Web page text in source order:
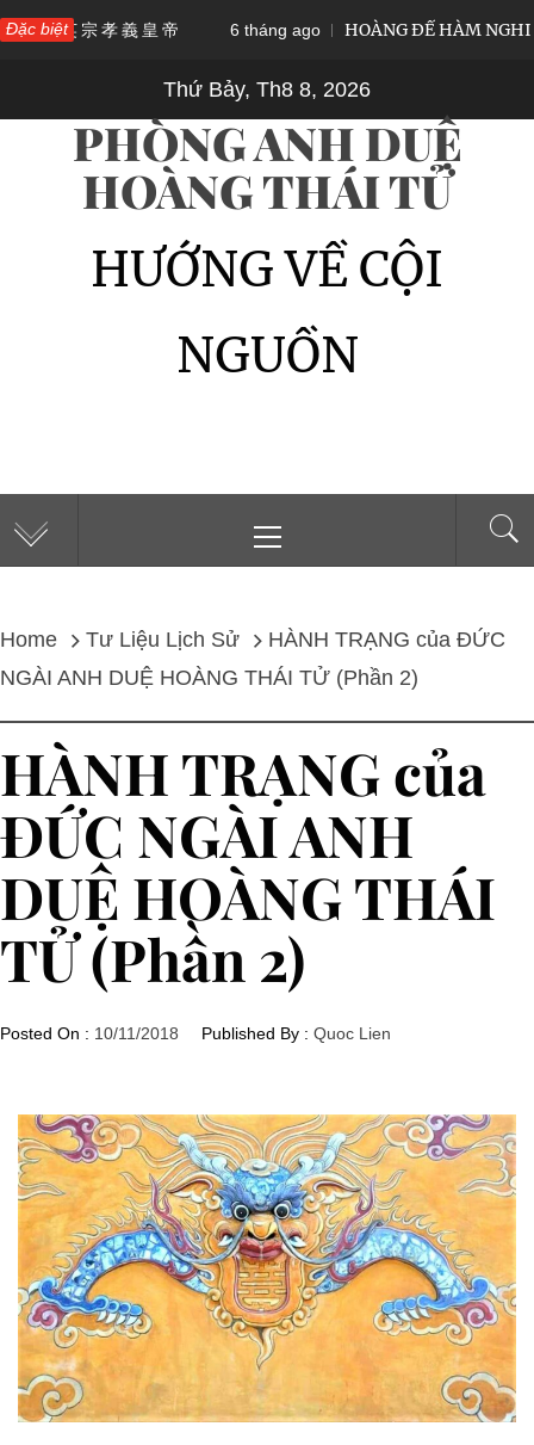
Skip
Đặc biệt
孝 義 皇 帝 6 tháng ago HOÀNG ĐẾ HÀM NGHI – VỊ
Thứ Bảy, Th8 8, 2026
PHÒNG ANH DUỆ
HOÀNG THÁI TỬ
HƯỚNG VỀ CỘI
NGUỒN
Menu
Home Tư Liệu Lịch Sử
HÀNH TRẠNG của ĐỨC
NGÀI ANH DUỆ HOÀNG THÁI TỬ (Phần 2)
HÀNH TRẠNG của
ĐỨC NGÀI ANH
DUỆ HOÀNG THÁI
TỬ (Phần 2)
Posted On : 10/11/2018 Published By : Quoc Lien